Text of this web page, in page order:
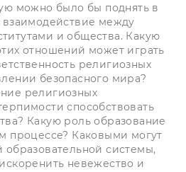
можно было бы поднять в
взаимодействие между
и общества. Какую
отношений может играть
религиозных
безопасного мира?
религиозных
способствовать
Какую роль образование
процессе? Каковыми могут
образовательной системы,
невежество и